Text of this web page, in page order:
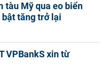
tàu Mỹ qua eo biển
tăng trở lại
VPBankS xin từ